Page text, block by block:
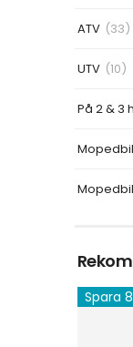
ATV (33)
UTV (10)
På 2 & 3
Spara